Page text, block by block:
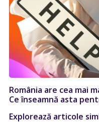
România are cea mai
Ce înseamnă asta
Explorează articole